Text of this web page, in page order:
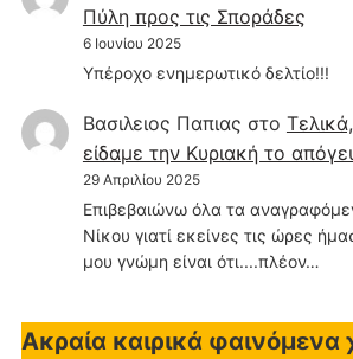
Πύλη προς τις Σποράδες
6 Ιουνίου 2025
Υπέροχο ενημερωτικό δελτίο!!!
Βασιλειος Παπιας στο
είδαμε την Κυριακή το
29 Απριλίου 2025
Επιβεβαιώνω όλα τα
Νίκου γιατί εκείνες τις ώρες
μου γνώμη είναι ότι....πλέον…
Ακραία καιρικά φαινόμενα